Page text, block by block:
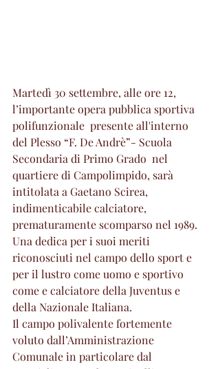
Martedì 30 settembre, alle ore 12,
l’importante opera pubblica sportiva
polifunzionale  presente all'interno
del Plesso “F. De Andrè”- Scuola
Secondaria di Primo Grado  nel
quartiere di Campolimpido, sarà
intitolata a Gaetano Scirea,
indimenticabile calciatore,
prematuramente scomparso nel 1989.
Una dedica per i suoi meriti
riconosciuti nel campo dello sport e
per il lustro come uomo e sportivo
come e calciatore della Juventus e
della Nazionale Italiana.
Il campo polivalente fortemente
voluto dall’Amministrazione
Comunale in particolare dal